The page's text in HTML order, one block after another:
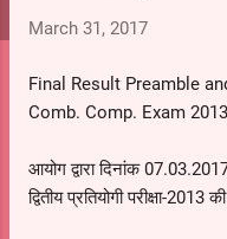
March 31, 2017
Final Result Preamble
Comb. Comp. Exam 2013
आयोग द्वारा दिनांक
द्वितीय प्रतियोगी परीक्षा-